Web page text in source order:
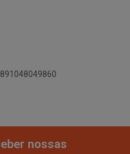
nossas